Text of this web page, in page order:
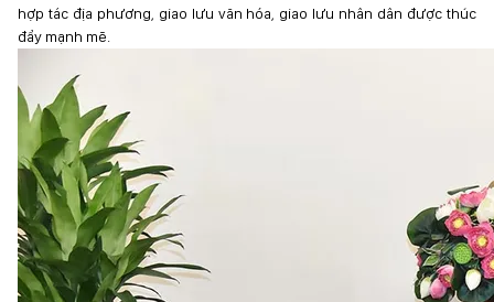
hợp tác địa phương, giao lưu văn hóa, giao lưu nhân dân được thúc
đẩy mạnh mẽ.